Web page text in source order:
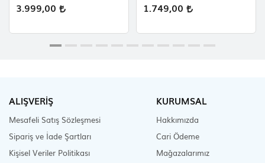
3.999,00 1.749,00
ALIŞVERİŞ
Mesafeli Satış Sözleşmesi
Sipariş ve İade Şartları
Kişisel Veriler Politikası
KURUMSAL
Hakkımızda
Cari Ödeme
Mağazalarımız